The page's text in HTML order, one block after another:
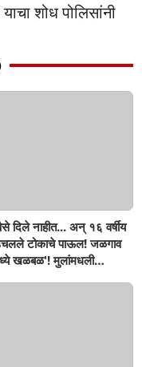
शोध पोलिसांनी
दिले नाहीत... अन् १६ वर्षीय
टोकाचे पाऊल! जळगाव
खळबळ'! मुलांमधली